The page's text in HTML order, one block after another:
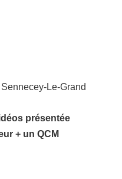
présentée
+ un QCM